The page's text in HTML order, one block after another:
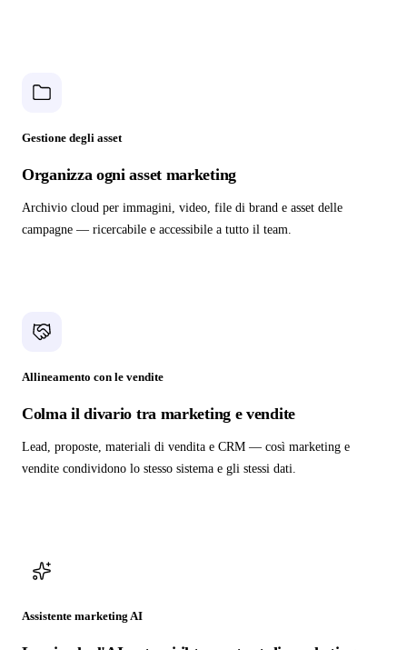
Gestione degli asset
Organizza ogni asset marketing
Archivio cloud per immagini, video, file di brand e asset delle
campagne — ricercabile e accessibile a tutto il team.
Allineamento con le vendite
Colma il divario tra marketing e vendite
Lead, proposte, materiali di vendita e CRM — così marketing e
vendite condividono lo stesso sistema e gli stessi dati.
Assistente marketing AI